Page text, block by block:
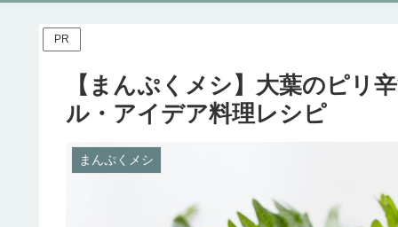
PR
【まんぷくメシ】大葉のピリ
ル・アイデア料理レシピ
まんぷくメシ